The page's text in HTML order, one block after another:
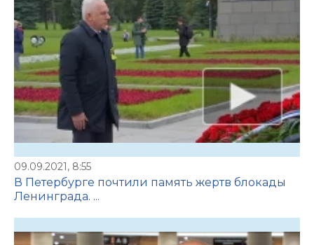
09.09.2021, 8:55
В Петербурге почтили память жертв блокады
Ленинграда. ...